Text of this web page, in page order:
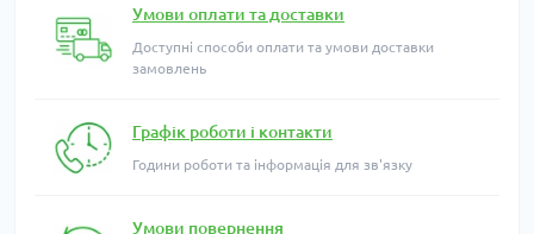
Умови оплати та доставки
Доступні способи оплати та умови доставки
замовлень
Графік роботи і контакти
Години роботи та інформація для зв'язку
Умови повернення